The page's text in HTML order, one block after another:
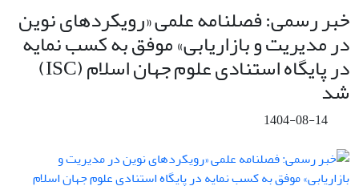
خبر رسمی: فصلنامه علمی «رویکردهای نوین
در مدیریت و بازاریابی» موفق به کسب نمایه
در پایگاه استنادی علوم جهان اسلام (ISC)
شد
1404-08-14